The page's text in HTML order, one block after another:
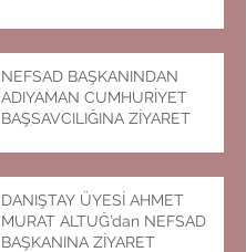
NEFSAD BAŞKANINDAN
ADIYAMAN CUMHURİYET
BAŞSAVCILIĞINA ZİYARET
DANIŞTAY ÜYESİ AHMET
MURAT ALTUĞ’dan NEFSAD
BAŞKANINA ZİYARET